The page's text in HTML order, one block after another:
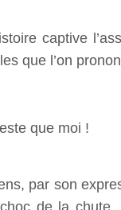
captive
que l’on
que moi !
par son
de la